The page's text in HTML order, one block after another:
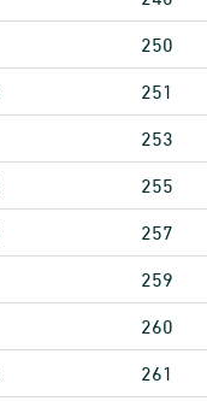
250
251
253
255
257
259
260
261